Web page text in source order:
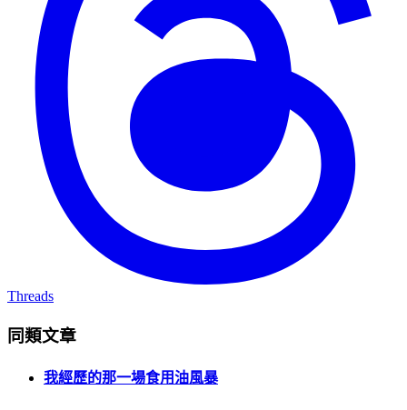
Threads
同類文章
我經歷的那一場食用油風暴